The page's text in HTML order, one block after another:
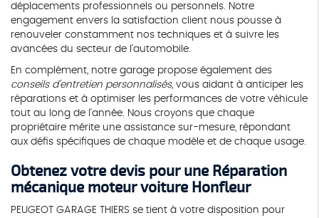
déplacements professionnels ou personnels. Notre
engagement envers la satisfaction client nous pousse à
renouveler constamment nos techniques et à suivre les
avancées du secteur de l'automobile.
En complément, notre garage propose également des
conseils d'entretien personnalisés, vous aidant à anticiper les
réparations et à optimiser les performances de votre véhicule
tout au long de l'année. Nous croyons que chaque
propriétaire mérite une assistance sur-mesure, répondant
aux défis spécifiques de chaque modèle et de chaque usage.
Obtenez votre devis pour uneRéparation
mécanique moteur voiture Honfleur
PEUGEOT GARAGE THIERS se tient à votre disposition pour